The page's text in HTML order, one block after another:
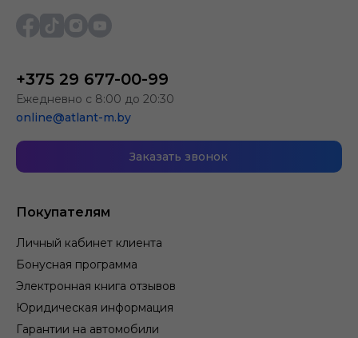
Покупателям
Личный кабинет клиента
Бонусная программа
Электронная книга отзывов
Юридическая информация
Гарантии на автомобили
+375 29 677-00-99
Ежедневно с 8:00 до 20:30
online@atlant-m.by
Заказать звонок